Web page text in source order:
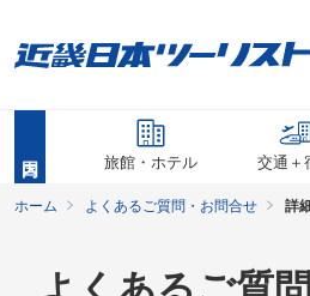
旅館・ホテル 交通＋
ホーム よくあるご質問・お問合せ 詳